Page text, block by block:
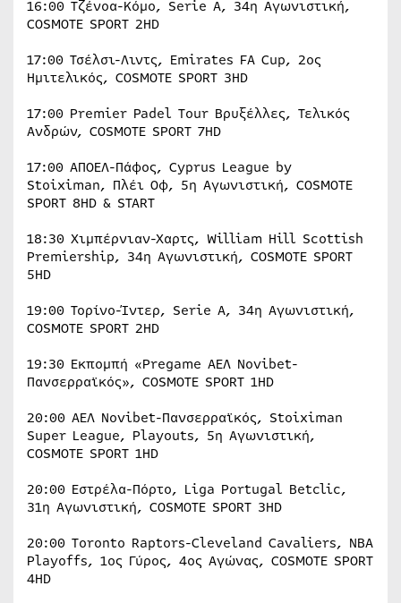
16:00 Τζένοα-Κόμο, Serie A, 34η Αγωνιστική,
COSMOTE SPORT 2HD
17:00 Τσέλσι-Λιντς, Emirates FA Cup, 2ος
Ημιτελικός, COSMOTE SPORT 3HD
17:00 Premier Padel Tour Βρυξέλλες, Τελικός
Ανδρών, COSMOTE SPORT 7HD
17:00 ΑΠΟΕΛ-Πάφος, Cyprus League by
Stoiximan, Πλέι Οφ, 5η Αγωνιστική, COSMOTE
SPORT 8HD & START
18:30 Χιμπέρνιαν-Χαρτς, William Hill Scottish
Premiership, 34η Αγωνιστική, COSMOTE SPORT
5HD
19:00 Τορίνο-Ίντερ, Serie A, 34η Αγωνιστική,
COSMOTE SPORT 2HD
19:30 Εκπομπή «Pregame ΑΕΛ Novibet-
Πανσερραϊκός», COSMOTE SPORT 1HD
20:00 ΑΕΛ Novibet-Πανσερραϊκός, Stoiximan
Super League, Playouts, 5η Αγωνιστική,
COSMOTE SPORT 1HD
20:00 Εστρέλα-Πόρτο, Liga Portugal Betclic,
31η Αγωνιστική, COSMOTE SPORT 3HD
20:00 Toronto Raptors-Cleveland Cavaliers, NBA
Playoffs, 1ος Γύρος, 4ος Αγώνας, COSMOTE SPORT
4HD